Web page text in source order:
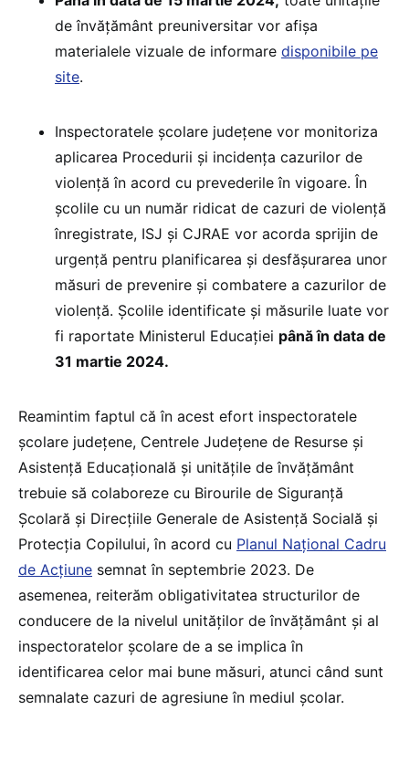
de învățământ preuniversitar vor afișa
materialele vizuale de informare disponibile pe
site.
Inspectoratele școlare județene vor monitoriza
aplicarea Procedurii și incidența cazurilor de
violență în acord cu prevederile în vigoare. În
școlile cu un număr ridicat de cazuri de violență
înregistrate, ISJ și CJRAE vor acorda sprijin de
urgență pentru planificarea și desfășurarea unor
măsuri de prevenire și combatere a cazurilor de
violență. Școlile identificate și măsurile luate vor
fi raportate Ministerul Educației până în data de
31 martie 2024.
Reamintim faptul că în acest efort inspectoratele
școlare județene, Centrele Județene de Resurse și
Asistență Educațională și unitățile de învățământ
trebuie să colaboreze cu Birourile de Siguranță
Școlară și Direcţiile Generale de Asistenţă Socială şi
Protecţia Copilului, în acord cu Planul Național Cadru
de Acțiune semnat în septembrie 2023. De
asemenea, reiterăm obligativitatea structurilor de
conducere de la nivelul unităților de învățământ și al
inspectoratelor școlare de a se implica în
identificarea celor mai bune măsuri, atunci când sunt
semnalate cazuri de agresiune în mediul școlar.